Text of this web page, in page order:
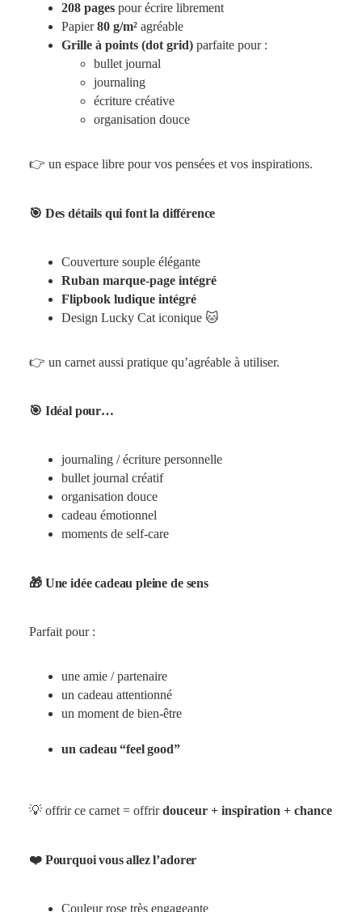
208 pages pour écrire librement
Papier80 g/m² agréable
Grille à points (dot grid) parfaite pour :
bullet journal
journaling
écriture créative
organisation douce
👉 un espace libre pour vos pensées et vos inspirations.
🎯 Des détails qui font la différence
Couverture souple élégante
Ruban marque-page intégré
Flipbook ludique intégré
Design Lucky Cat iconique 🐱
👉 un carnet aussi pratique qu’agréable à utiliser.
🎯 Idéal pour…
journaling / écriture personnelle
bullet journal créatif
organisation douce
cadeau émotionnel
moments de self-care
🎁 Une idée cadeau pleine de sens
Parfait pour :
une amie / partenaire
un cadeau attentionné
un moment de bien-être
un cadeau “feel good”
💡 offrir ce carnet = offrirdouceur + inspiration + chance
❤️ Pourquoi vous allez l’adorer
Couleur rose très engageante